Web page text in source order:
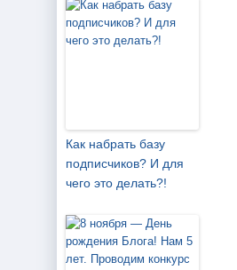
Как набрать базу
подписчиков? И для
чего это делать?!